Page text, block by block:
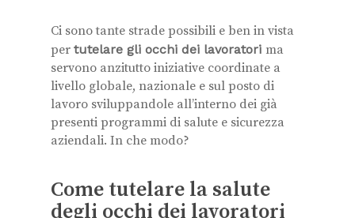
Ci sono tante strade possibili e ben in vista
per tutelare gli occhi dei lavoratori ma
servono anzitutto iniziative coordinate a
livello globale, nazionale e sul posto di
lavoro sviluppandole all’interno dei già
presenti programmi di salute e sicurezza
aziendali. In che modo?
Come tutelare la salute
degli occhi dei lavoratori